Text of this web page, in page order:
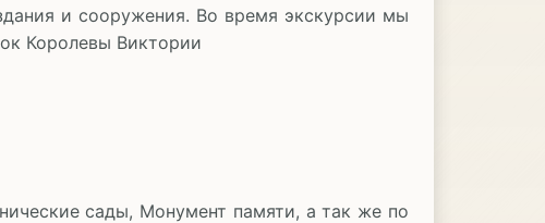
и сооружения. Во время экскурсии мы
Королевы Виктории
сады, Монумент памяти, а так же по